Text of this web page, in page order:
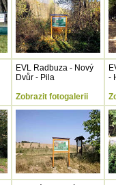
EVL Radbuza - Nový
Dvůr - Pila
Zobrazit fotogalerii
-